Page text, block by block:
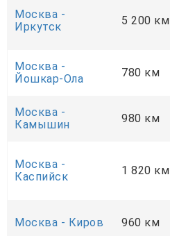
Москва -
Иркутск
5 200 км
Москва -
Йошкар-Ола
780 км
Москва -
Камышин
980 км
Москва -
Каспийск
1 820 км
Москва - Киров 960 км